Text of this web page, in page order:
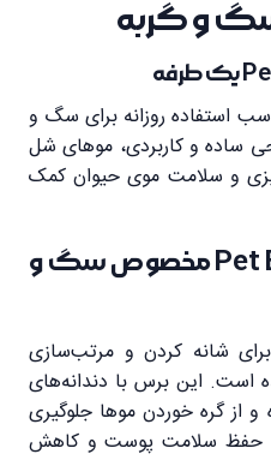
استفاده روزانه برای سگ و
ساده و کاربردی، موهای شل
و سلامت موی حیوان کمک
برس یک طرفه Pet Brush مخصوص سگ و
برای شانه کردن و مرتب‌سازی
این برس با دندانه‌های
از گره خوردن موها جلوگیری
حفظ سلامت پوست و کاهش